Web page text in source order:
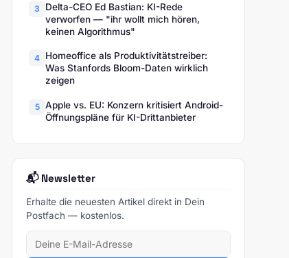
3
Delta-CEO Ed Bastian: KI-Rede
verworfen — "ihr wollt mich hören,
keinen Algorithmus"
4 Homeoffice als Produktivitätstreiber:
Was Stanfords Bloom-Daten wirklich
zeigen
5 Apple vs. EU: Konzern kritisiert Android-
Öffnungspläne für KI-Drittanbieter
📬 Newsletter
Erhalte die neuesten Artikel direkt in Dein
Postfach — kostenlos.